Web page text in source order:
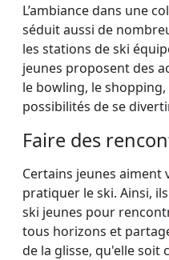
L’ambiance dans une
séduit aussi de
les stations de ski
jeunes proposent des
le bowling, le
possibilités de se
Faire des
Certains jeunes aiment
pratiquer le ski. Ainsi,
ski jeunes pour
tous horizons et
de la glisse, qu'elle soit